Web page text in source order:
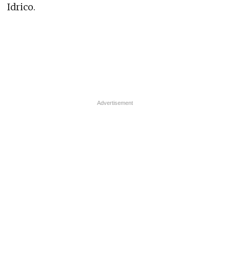
Idrico.